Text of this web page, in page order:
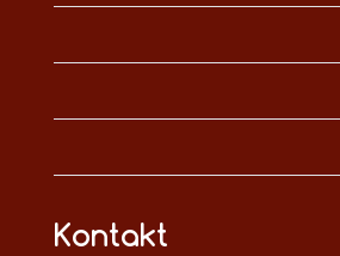
Kontakt